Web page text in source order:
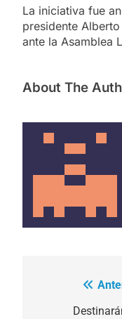
La iniciativa fue
presidente
ante la Asamblea
About The